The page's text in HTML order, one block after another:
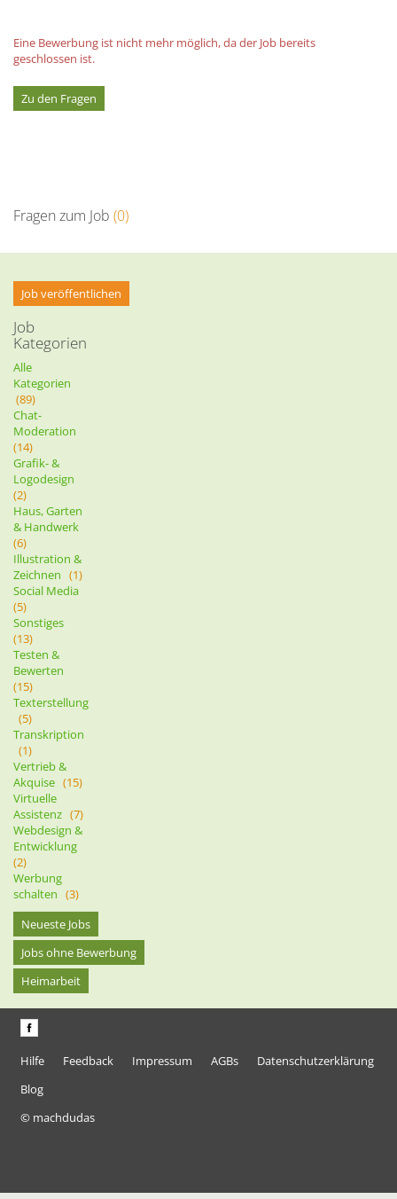
Eine Bewerbung ist nicht mehr möglich, da der Job bereits
geschlossen ist.
Zu den Fragen
Fragen zum Job (0)
Job veröffentlichen
Job
Kategorien
Alle
Kategorien
(89)
Chat-
Moderation
(14)
Grafik- &
Logodesign
(2)
Haus, Garten
& Handwerk
(6)
Illustration &
Zeichnen (1)
Social Media
(5)
Sonstiges
(13)
Testen &
Bewerten
(15)
Texterstellung
(5)
Transkription
(1)
Vertrieb &
Akquise (15)
Virtuelle
Assistenz (7)
Webdesign &
Entwicklung
(2)
Werbung
schalten (3)
Neueste Jobs
Jobs ohne Bewerbung
Heimarbeit
Hilfe Feedback Impressum AGBs
Datenschutzerklärung
Blog
© machdudas